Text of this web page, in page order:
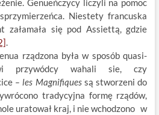
Genueńczycy liczyli na pomoc
Niestety francuska
załamała się pod Assiettą, gdzie
.
rządzona była w sposób quasi-
przywódcy wahali sie, czy
– les Magnifiques są stworzeni do
tradycyjna formę rządów,
uratował kraj, i nie wchodzono w